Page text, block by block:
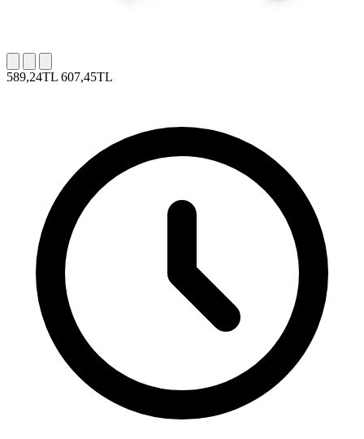
589,24TL 607,45TL